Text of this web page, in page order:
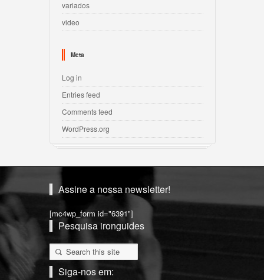
variados
video
Meta
Log in
Entries feed
Comments feed
WordPress.org
Assine a nossa newsletter!
[mc4wp_form id="6391"]
Pesquisa ironguides
Siga-nos em: